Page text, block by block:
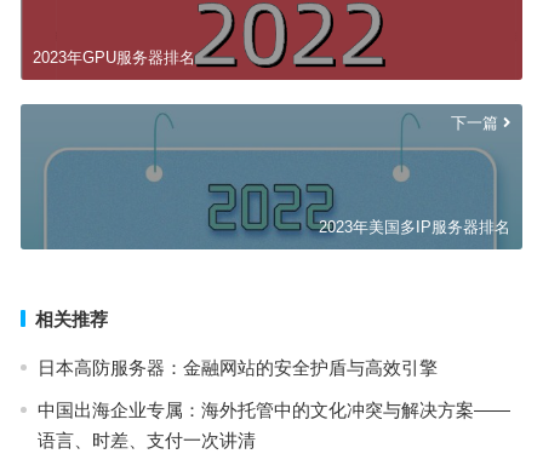
2023年GPU服务器排名
下一篇
2023年美国多IP服务器排名
相关推荐
日本高防服务器：金融网站的安全护盾与高效引擎
中国出海企业专属：海外托管中的文化冲突与解决方案——
语言、时差、支付一次讲清